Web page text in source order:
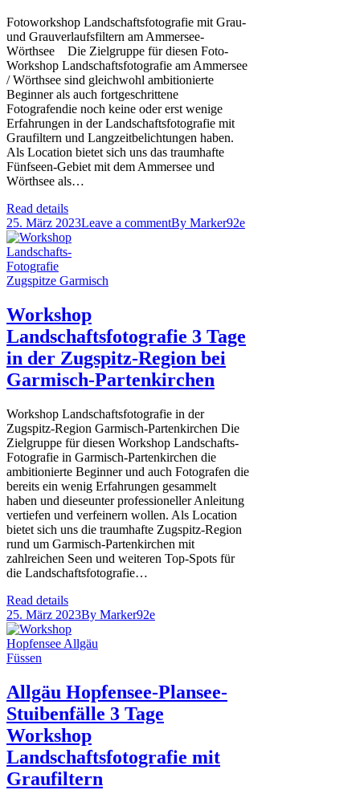
Fotoworkshop Landschaftsfotografie mit Grau-
und Grauverlaufsfiltern am Ammersee-
Wörthsee Die Zielgruppe für diesen Foto-
Workshop Landschaftsfotografie am Ammersee
/ Wörthsee sind gleichwohl ambitionierte
Beginner als auch fortgeschrittene
Fotografendie noch keine oder erst wenige
Erfahrungen in der Landschaftsfotografie mit
Graufiltern und Langzeitbelichtungen haben.
Als Location bietet sich uns das traumhafte
Fünfseen-Gebiet mit dem Ammersee und
Wörthsee als…
Read details
25. März 2023Leave a commentBy Marker92e
Workshop
Landschaftsfotografie 3 Tage
in der Zugspitz-Region bei
Garmisch-Partenkirchen
Workshop Landschaftsfotografie in der
Zugspitz-Region Garmisch-Partenkirchen Die
Zielgruppe für diesen Workshop Landschafts-
Fotografie in Garmisch-Partenkirchen die
ambitionierte Beginner und auch Fotografen die
bereits ein wenig Erfahrungen gesammelt
haben und dieseunter professioneller Anleitung
vertiefen und verfeinern wollen. Als Location
bietet sich uns die traumhafte Zugspitz-Region
rund um Garmisch-Partenkirchen mit
zahlreichen Seen und weiteren Top-Spots für
die Landschaftsfotografie…
Read details
25. März 2023By Marker92e
Allgäu Hopfensee-Plansee-
Stuibenfälle 3 Tage
Workshop
Landschaftsfotografie mit
Graufiltern